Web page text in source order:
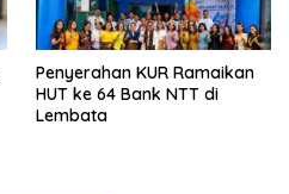
Penyerahan KUR Ramaikan
HUT ke 64 Bank NTT di
Lembata